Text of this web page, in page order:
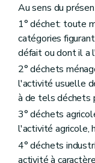
Au sens du
1° déchet: toute
catégories
défait ou dont il a
2° déchets
l'activité usuelle
à de tels déchets
3° déchets
l'activité agricole,
4° déchets
activité à